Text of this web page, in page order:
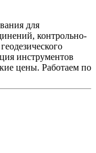
для
контрольно-
инструментов
цены. Работаем по